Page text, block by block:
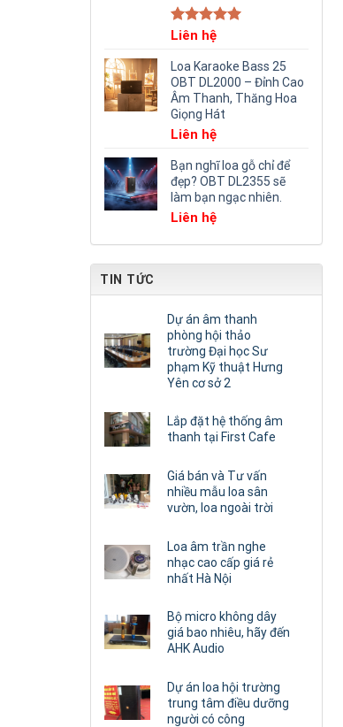
Rated5.00
Liên hệ
Loa Karaoke Bass 25
OBT DL2000 – Đỉnh Cao
Âm Thanh, Thăng Hoa
Giọng Hát
Liên hệ
Bạn nghĩ loa gỗ chỉ để
đẹp? OBT DL2355 sẽ
làm bạn ngạc nhiên.
Liên hệ
TIN TỨC
Dự án âm thanh
phòng hội thảo
trường Đại học Sư
phạm Kỹ thuật Hưng
Yên cơ sở 2
Lắp đặt hệ thống âm
thanh tại First Cafe
Giá bán và Tư vấn
nhiều mẫu loa sân
vườn, loa ngoài trời
Loa âm trần nghe
nhạc cao cấp giá rẻ
nhất Hà Nội
Bộ micro không dây
giá bao nhiêu, hãy đến
AHK Audio
Dự án loa hội trường
trung tâm điều dưỡng
người có công